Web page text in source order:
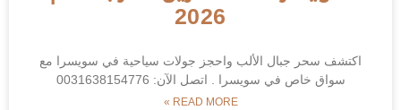
2026
اكتشف سحر جبال الألب واحجز جولات سياحية في سويسرا مع
سواق خاص في سويسرا . اتصل الآن: 0031638154776
READ MORE »